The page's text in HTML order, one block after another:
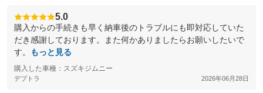
5.0
購入からの手続きも早く納車後のトラブルにも即対応していた
だき感謝しております。また何かありましたらお願いしたいで
す。
もっと見る
購入した車種：スズキジムニー
デブトラ 2026年06月28日